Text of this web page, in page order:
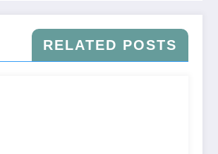
RELATED POSTS